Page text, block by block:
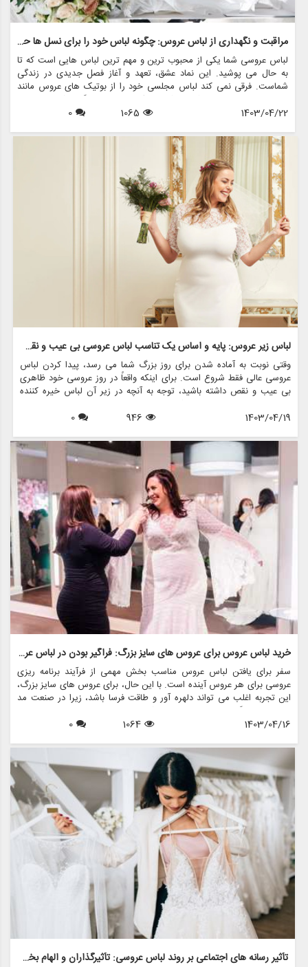
مراقبت و نگهداری از لباس عروس: چگونه لباس خود را برای نسل ها حفظ کنید
لباس عروسی شما یکی از محبوب ترین و مهم ترین لباس هایی است که تا
به حال می پوشید. این نماد عشق، تعهد و آغاز فصل جدیدی در زندگی
شماست. فرقی نمی کند لباس مجلسی خود را از بوتیک های عروس مانند
مزون چرخچی خریداری کرده باشید یا یک میراث خانوادگی باشد، مراقبت و
نگهداری مناسب برای اطمینان از طول عمر و حفظ زیبایی آن برای سال های
1403/04/22
1065
0
لباس زیر عروس: پایه و اساس یک تناسب لباس عروسی بی عیب و نقص
وقتی نوبت به آماده شدن برای روز بزرگ شما می رسد، پیدا کردن لباس
عروسی عالی فقط شروع است. برای اینکه واقعاً در روز عروسی خود ظاهری
بی عیب و نقص داشته باشید، توجه به آنچه در زیر آن لباس خیره کننده
تفاوت زیادی در نحوه تناسب لباس شما ایجاد کند و به شما اطمینان دهد که
1403/04/19
946
0
خرید لباس عروس برای عروس های سایز بزرگ: فراگیر بودن در لباس عروس
سفر برای یافتن لباس عروس مناسب بخش مهمی از فرآیند برنامه ریزی
عروسی برای هر عروس آینده است. با این حال، برای عروس های سایز بزرگ،
این تجربه اغلب می تواند دلهره آور و طاقت فرسا باشد، زیرا در صنعت مد
لباس عروس گنجانده نشده است. خوشبختانه، با افزایش مثبت بودن بدن و
تقاضا برای تنوع در مد، تغییر مثبتی به سمت فراگیری در مد لباس عروس
لباس عروس برای عروس های سایز بزرگ پیشتاز است مزون چرخچی است.
این فروشگاه با ارائه خدمات اجاره لباس عروس، فروش لباس عروس، طراحی
و دوخت لباس عروس، لوازم جانبی عروس و کلیه اقلام مربوط به عروس، آن
را به مقصدی یکجا برای عروس در هر سایز تبدیل کرده است.
1403/04/16
1064
0
تأثیر رسانه های اجتماعی بر روند لباس عروسی: تأثیرگذاران و الهام بخشان